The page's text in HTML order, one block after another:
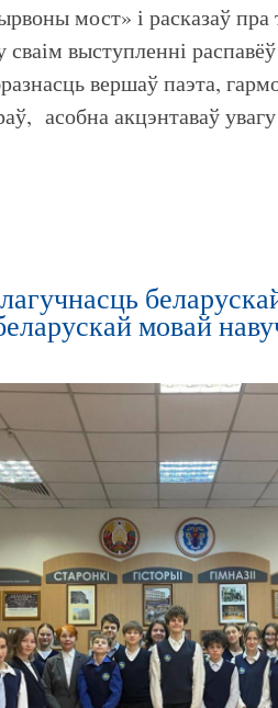
мост» і расказаў
сваім выступленні
вершаў паэта,
асобна акцэнтаваў
мовай